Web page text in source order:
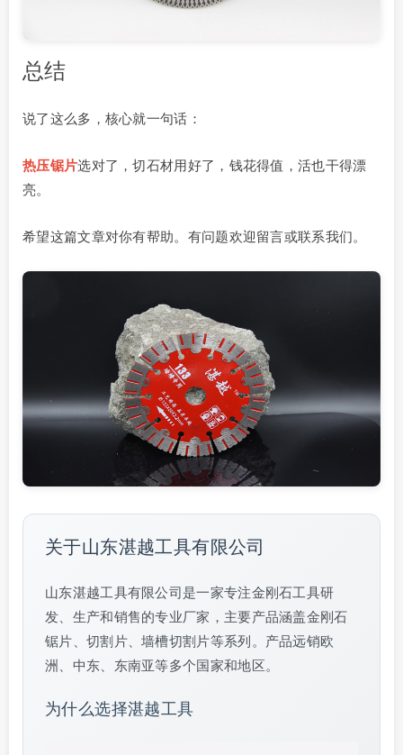
总结
说了这么多，核心就一句话：
热压锯片选对了，切石材用好了，钱花得值，活也干得漂
亮。
希望这篇文章对你有帮助。有问题欢迎留言或联系我们。
关于山东湛越工具有限公司
山东湛越工具有限公司是一家专注金刚石工具研
发、生产和销售的专业厂家，主要产品涵盖金刚石
锯片、切割片、墙槽切割片等系列。产品远销欧
洲、中东、东南亚等多个国家和地区。
为什么选择湛越工具